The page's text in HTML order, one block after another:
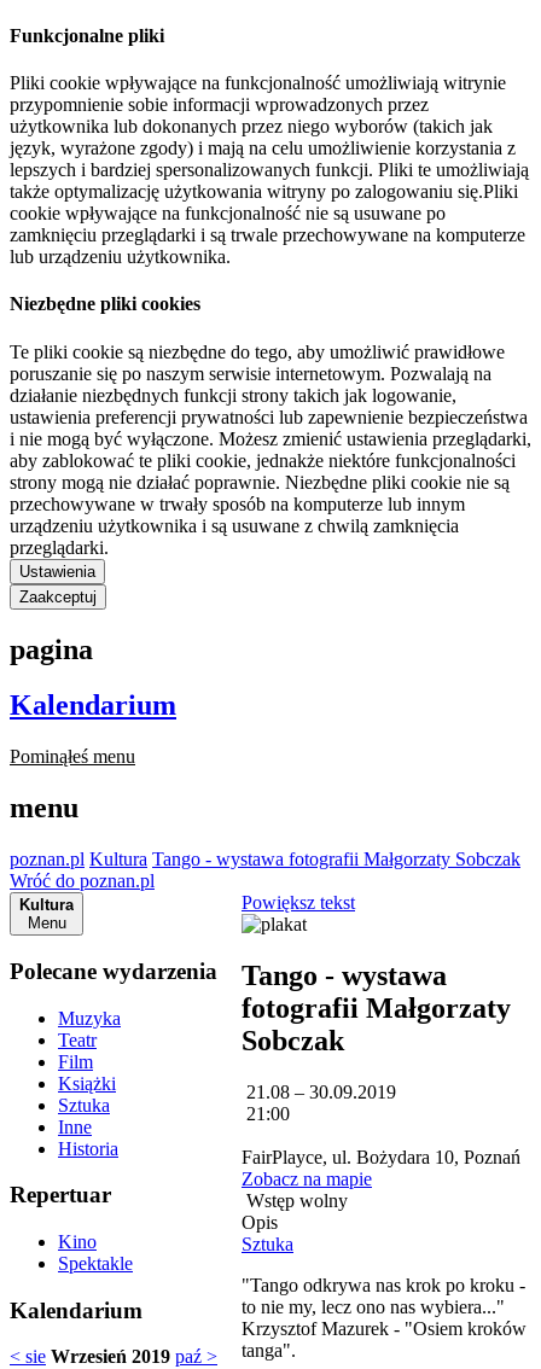
Funkcjonalne pliki
Pliki cookie wpływające na funkcjonalność umożliwiają witrynie
przypomnienie sobie informacji wprowadzonych przez
użytkownika lub dokonanych przez niego wyborów (takich jak
język, wyrażone zgody) i mają na celu umożliwienie korzystania z
lepszych i bardziej spersonalizowanych funkcji. Pliki te umożliwiają
także optymalizację użytkowania witryny po zalogowaniu się.Pliki
cookie wpływające na funkcjonalność nie są usuwane po
zamknięciu przeglądarki i są trwale przechowywane na komputerze
lub urządzeniu użytkownika.
Niezbędne pliki cookies
Te pliki cookie są niezbędne do tego, aby umożliwić prawidłowe
poruszanie się po naszym serwisie internetowym. Pozwalają na
działanie niezbędnych funkcji strony takich jak logowanie,
ustawienia preferencji prywatności lub zapewnienie bezpieczeństwa
i nie mogą być wyłączone. Możesz zmienić ustawienia przeglądarki,
aby zablokować te pliki cookie, jednakże niektóre funkcjonalności
strony mogą nie działać poprawnie. Niezbędne pliki cookie nie są
przechowywane w trwały sposób na komputerze lub innym
urządzeniu użytkownika i są usuwane z chwilą zamknięcia
przeglądarki.
Ustawienia
Zaakceptuj
pagina
Kalendarium
Pominąłeś menu
menu
poznan.pl Kultura Tango - wystawa fotografii Małgorzaty Sobczak
Wróć do poznan.pl
Kultura
Menu
Polecane wydarzenia
Muzyka
Teatr
Film
Książki
Sztuka
Inne
Historia
Repertuar
Kino
Spektakle
Kalendarium
< sie Wrzesień 2019 paź >
Powiększ tekst
Tango - wystawa
fotografii Małgorzaty
Sobczak
21.08 – 30.09.2019
21:00
FairPlayce, ul. Bożydara 10, Poznań
Zobacz na mapie
Wstęp wolny
Opis
Sztuka
"Tango odkrywa nas krok po kroku -
to nie my, lecz ono nas wybiera..."
Krzysztof Mazurek - "Osiem kroków
tanga".